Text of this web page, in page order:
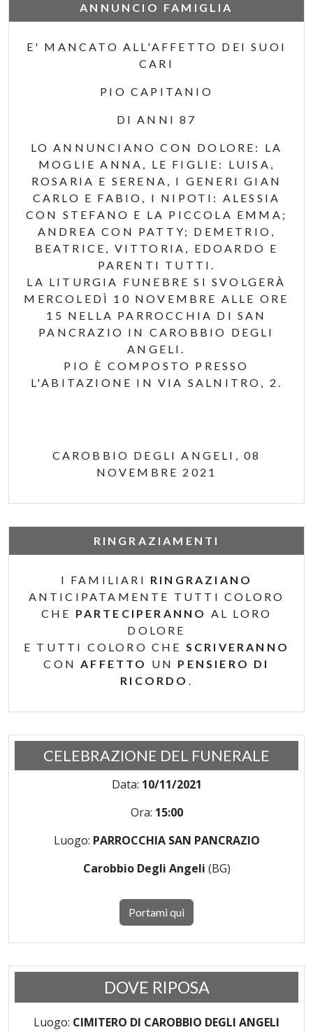
ANNUNCIO FAMIGLIA
E' MANCATO ALL'AFFETTO DEI SUOI
CARI
PIO CAPITANIO
DI ANNI 87
LO ANNUNCIANO CON DOLORE: LA
MOGLIE ANNA, LE FIGLIE: LUISA,
ROSARIA E SERENA, I GENERI GIAN
CARLO E FABIO, I NIPOTI: ALESSIA
CON STEFANO E LA PICCOLA EMMA;
ANDREA CON PATTY; DEMETRIO,
BEATRICE, VITTORIA, EDOARDO E
PARENTI TUTTI.
LA LITURGIA FUNEBRE SI SVOLGERÀ
MERCOLEDÌ 10 NOVEMBRE ALLE ORE
15 NELLA PARROCCHIA DI SAN
PANCRAZIO IN CAROBBIO DEGLI
ANGELI.
PIO È COMPOSTO PRESSO
L'ABITAZIONE IN VIA SALNITRO, 2.
CAROBBIO DEGLI ANGELI, 08
NOVEMBRE 2021
RINGRAZIAMENTI
I FAMILIARI RINGRAZIANO
ANTICIPATAMENTE TUTTI COLORO
CHE PARTECIPERANNO AL LORO
DOLORE
E TUTTI COLORO CHE SCRIVERANNO
CONAFFETTO UN PENSIERO DI
RICORDO .
CELEBRAZIONE DEL FUNERALE
Data: 10/11/2021
Ora: 15:00
Luogo: PARROCCHIA SAN PANCRAZIO
Carobbio Degli Angeli (BG)
Portami qui
DOVE RIPOSA
Luogo: CIMITERO DI CAROBBIO DEGLI ANGELI